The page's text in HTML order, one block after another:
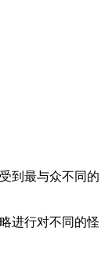
到最与众不同的
进行对不同的怪